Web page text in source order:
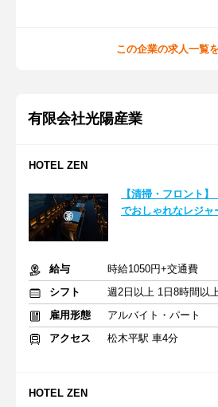
この企業の求人一覧
有限会社光陽産業
HOTEL ZEN
【清掃・フロント
でおしゃれなレジャ
給与
時給1050円+交通費
シフト
雇用形態
アルバイト・パート
アクセス
松木平駅 車4分
HOTEL ZEN